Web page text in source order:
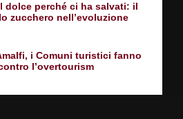
dolce perché ci ha salvati: il
zucchero nell’evoluzione
i Comuni turistici fanno
l’overtourism